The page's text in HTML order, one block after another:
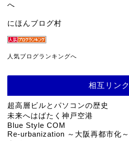
にほんブログ村
人気ブログランキングへ
相互リンク
超高層ビルとパソコンの歴史
未来へはばたく神戸空港
Blue Style COM
Re-urbanization ～大阪再都市化～